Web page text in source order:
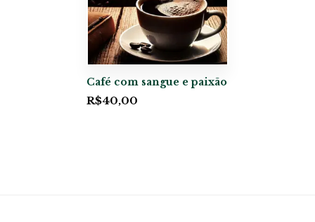
Café com sangue e paixão
R$40,00